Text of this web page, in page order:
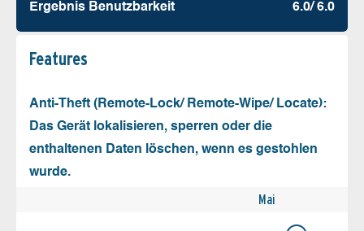
Ergebnis Benutz­barkeit 6.0/ 6.0
Features
Anti-Theft (Remote-Lock/ Remote-Wipe/ Locate):
Das Gerät lokalisieren, sperren oder die
enthaltenen Daten löschen, wenn es gestohlen
wurde.
Mai